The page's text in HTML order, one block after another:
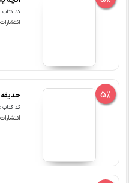
کد کتاب :
5% حدیقه
کد کتاب : 155260